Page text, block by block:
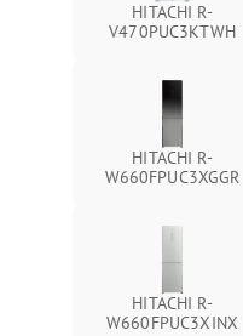
HITACHI R-
V470PUC3KTWH
HITACHI R-
W660FPUC3XGGR
HITACHI R-
W660FPUC3XINX